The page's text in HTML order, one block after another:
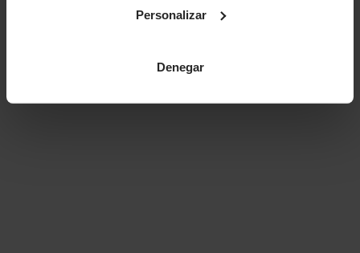
Personalizar
Denegar